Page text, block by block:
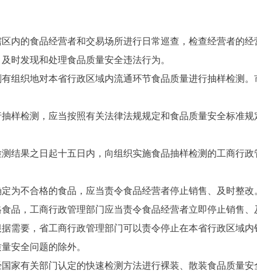
食品经营者和交易场所进行日常巡查，检查经营者的经
时发现和处理食品质量安全违法行为。
地对本省行政区域内流通环节食品质量进行抽样检测。
测，应当按照有关法律法规规定和食品质量安全标准规
果之日起十五日内，向组织实施食品抽样检测的工商行政
不合格的食品，应当责令食品经营者停止销售、及时整改
，工商行政管理部门应当责令食品经营者立即停止销售、
需要，省工商行政管理部门可以责令停止在本省行政区域
安全问题的除外。
关部门认定的快速检测方法进行裸装、散装食品质量安